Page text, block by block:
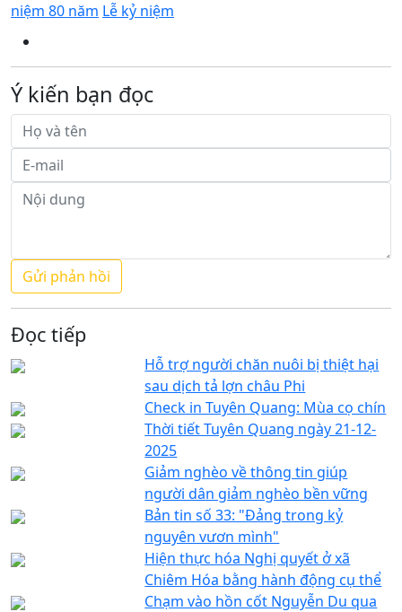
niệm 80 năm Lễ kỷ niệm
Ý kiến bạn đọc
Đọc tiếp
Hỗ trợ người chăn nuôi bị thiệt hại
sau dịch tả lợn châu Phi
Check in Tuyên Quang: Mùa cọ chín
Thời tiết Tuyên Quang ngày 21-12-
2025
Giảm nghèo về thông tin giúp
người dân giảm nghèo bền vững
Bản tin số 33: "Đảng trong kỷ
nguyên vươn mình"
Hiện thực hóa Nghị quyết ở xã
Chiêm Hóa bằng hành động cụ thể
Chạm vào hồn cốt Nguyễn Du qua